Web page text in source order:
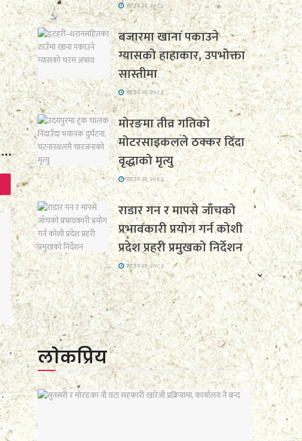
साउन २१, २०८३
बजारमा खाना पकाउने
ग्यासको हाहाकार, उपभोक्ता
सास्तीमा
साउन २१, २०८३
मोरङमा तीव्र गतिको
मोटरसाइकलले ठक्कर दिँदा
वृद्धाको मृत्यु
साउन २१, २०८३
राडार गन र मापसे जाँचको
प्रभावकारी प्रयोग गर्न कोशी
प्रदेश प्रहरी प्रमुखको निर्देशन
साउन २१, २०८३
लाेकप्रिय